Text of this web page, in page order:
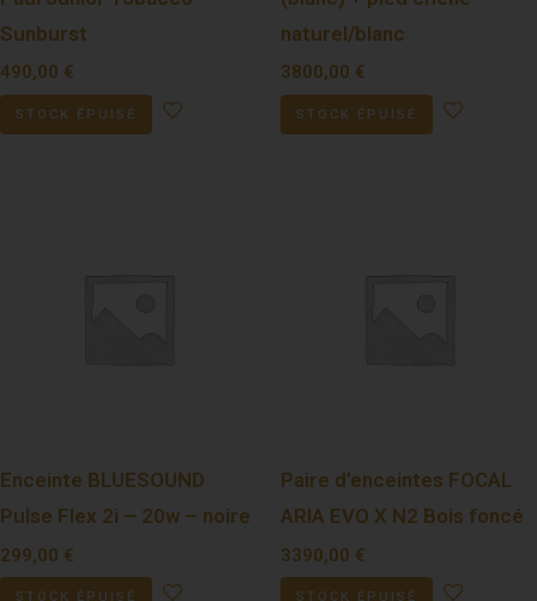
Sunburst
490,00 €
STOCK ÉPUISÉ
naturel/blanc
3800,00 €
STOCK ÉPUISÉ
Enceinte BLUESOUND
Pulse Flex 2i – 20w – noire
299,00 €
STOCK ÉPUISÉ
Paire d’enceintes FOCAL
ARIA EVO X N2 Bois foncé
3390,00 €
STOCK ÉPUISÉ